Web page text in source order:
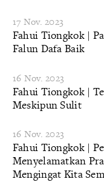
17 Nov. 2023
Fahui Tiongkok |
Falun Dafa Baik
16 Nov. 2023
Fahui Tiongkok |
Meskipun Sulit
16 Nov. 2023
Fahui Tiongkok |
Menyelamatkan
Mengingat Kita